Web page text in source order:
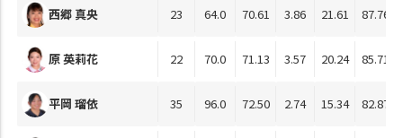
西郷 真央 23 64.0 70.61 3.86 21.61 87.76
原 英莉花 22 70.0 71.13 3.57 20.24 85.71
平岡 瑠依 35 96.0 72.50 2.74 15.34 82.87